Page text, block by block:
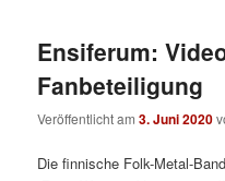
Ensiferum:
Fanbeteiligung
Veröffentlicht am3. Juni 2020
Die finnische Folk-Metal-